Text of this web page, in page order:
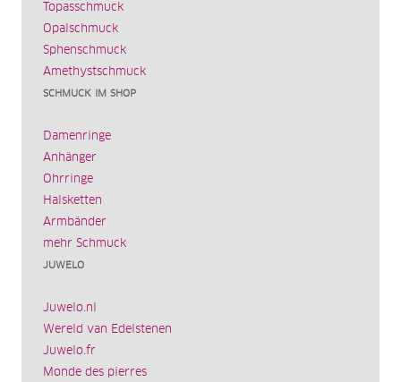
Topasschmuck
Opalschmuck
Sphenschmuck
Amethystschmuck
SCHMUCK IM SHOP
Damenringe
Anhänger
Ohrringe
Halsketten
Armbänder
mehr Schmuck
JUWELO
Juwelo.nl
Wereld van Edelstenen
Juwelo.fr
Monde des pierres